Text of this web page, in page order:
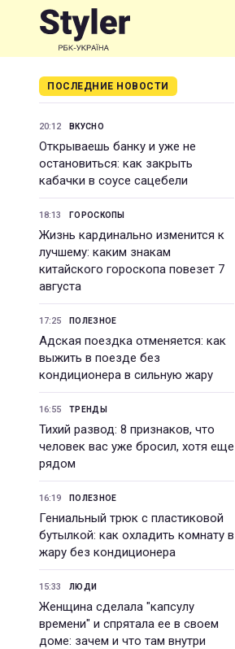
ПОСЛЕДНИЕ НОВОСТИ
20:12 ВКУСНО
Открываешь банку и уже не
остановиться: как закрыть
кабачки в соусе сацебели
18:13 ГОРОСКОПЫ
Жизнь кардинально изменится к
лучшему: каким знакам
китайского гороскопа повезет 7
августа
17:25 ПОЛЕЗНОЕ
Адская поездка отменяется: как
выжить в поезде без
кондиционера в сильную жару
16:55 ТРЕНДЫ
Тихий развод: 8 признаков, что
человек вас уже бросил, хотя еще
рядом
16:19 ПОЛЕЗНОЕ
Гениальный трюк с пластиковой
бутылкой: как охладить комнату в
жару без кондиционера
15:33 ЛЮДИ
Женщина сделала "капсулу
времени" и спрятала ее в своем
доме: зачем и что там внутри